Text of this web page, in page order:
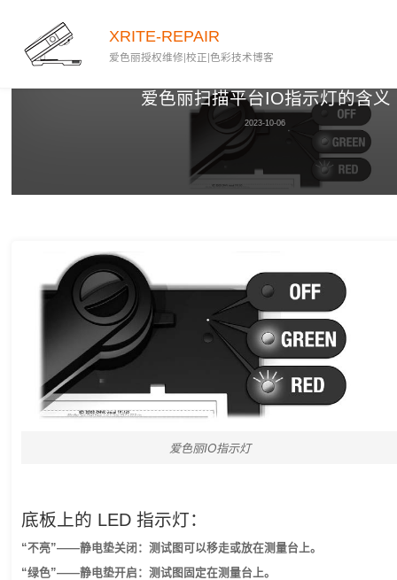
XRITE-REPAIR
爱色丽授权维修|校正|色彩技术博客
爱色丽扫描平台IO指示灯的含义
2023-10-06
X-Rite IO
爱色丽IO指示灯
底板上的 LED 指示灯：
“不亮”——静电垫关闭：测试图可以移走或放在测量台上。
“绿色”——静电垫开启：测试图固定在测量台上。